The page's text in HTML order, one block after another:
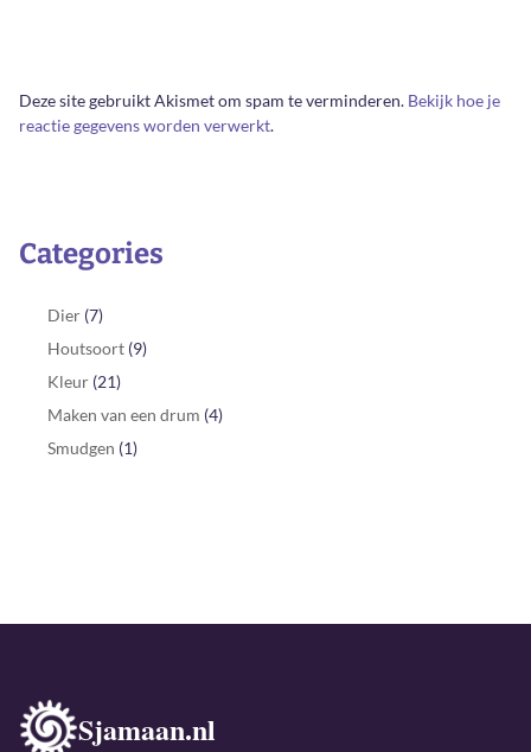
Deze site gebruikt Akismet om spam te verminderen. Bekijk hoe je
reactie gegevens worden verwerkt.
Categories
Dier (7)
Houtsoort (9)
Kleur (21)
Maken van een drum (4)
Smudgen (1)
Sjamaan.nl